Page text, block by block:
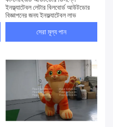
ইনফ্ল্যাটেবল লেটার বিলবোর্ড আউটডোর
বিজ্ঞাপনের জন্য ইনফ্ল্যাটেবল লাভ
সেরা মূল্য পান